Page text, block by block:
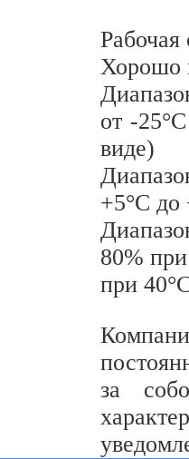
Рабочая
Хорошо
от -
виде)
+5°C до
80%
при
за